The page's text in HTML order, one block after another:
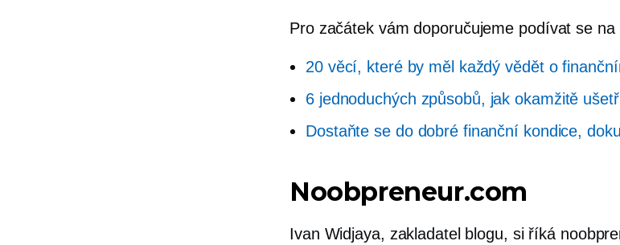
Pro začátek vám doporučujeme podívat se
20 věcí, které by měl každý vědět o
6 jednoduchých způsobů, jak okamžitě
Dostaňte se do dobré finanční kondice,
Noobpreneur.com
Ivan Widjaya, zakladatel blogu, si říká